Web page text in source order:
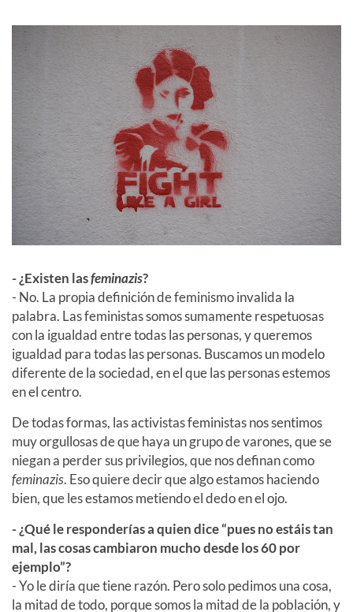
- ¿Existen lasfeminazis?
- No. La propia definición de feminismo invalida la
palabra. Las feministas somos sumamente respetuosas
con la igualdad entre todas las personas, y queremos
igualdad para todas las personas. Buscamos un modelo
diferente de la sociedad, en el que las personas estemos
en el centro.
De todas formas, las activistas feministas nos sentimos
muy orgullosas de que haya un grupo de varones, que se
niegan a perder sus privilegios, que nos definan como
feminazis. Eso quiere decir que algo estamos haciendo
bien, que les estamos metiendo el dedo en el ojo.
- ¿Qué le responderías a quien dice “pues no estáis tan
mal, las cosas cambiaron mucho desde los 60 por
ejemplo”?
- Yo le diría que tiene razón. Pero solo pedimos una cosa,
la mitad de todo, porque somos la mitad de la población, y